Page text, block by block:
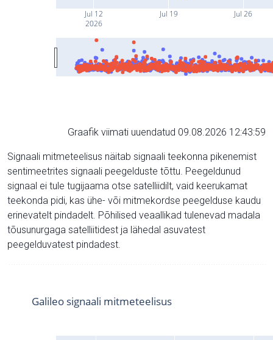
Jul 12
2026
Jul 19 Jul 26
Graafik viimati uuendatud 09.08.2026 12:43:59
Signaali mitmeteelisus näitab signaali teekonna pikenemist
sentimeetrites signaali peegelduste tõttu. Peegeldunud
signaal ei tule tugijaama otse satelliidilt, vaid keerukamat
teekonda pidi, kas ühe- või mitmekordse peegelduse kaudu
erinevatelt pindadelt. Põhilised veaallikad tulenevad madala
tõusunurgaga satelliitidest ja lähedal asuvatest
peegelduvatest pindadest.
Galileo signaali mitmeteelisus